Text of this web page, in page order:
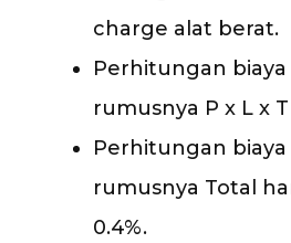
charge alat berat.
Perhitungan
rumusnya P x L x T
Perhitungan biaya
rumusnya Total
0.4%.